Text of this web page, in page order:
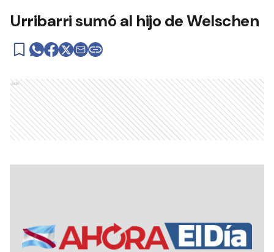
Urribarri sumó al hijo de Welschen
Ads